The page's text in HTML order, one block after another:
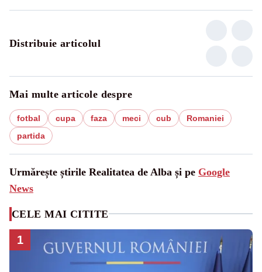
Distribuie articolul
Mai multe articole despre
fotbal cupa faza meci cub
Romaniei
partida
Urmărește știrile Realitatea de Alba și pe Google
News
CELE MAI CITITE
1